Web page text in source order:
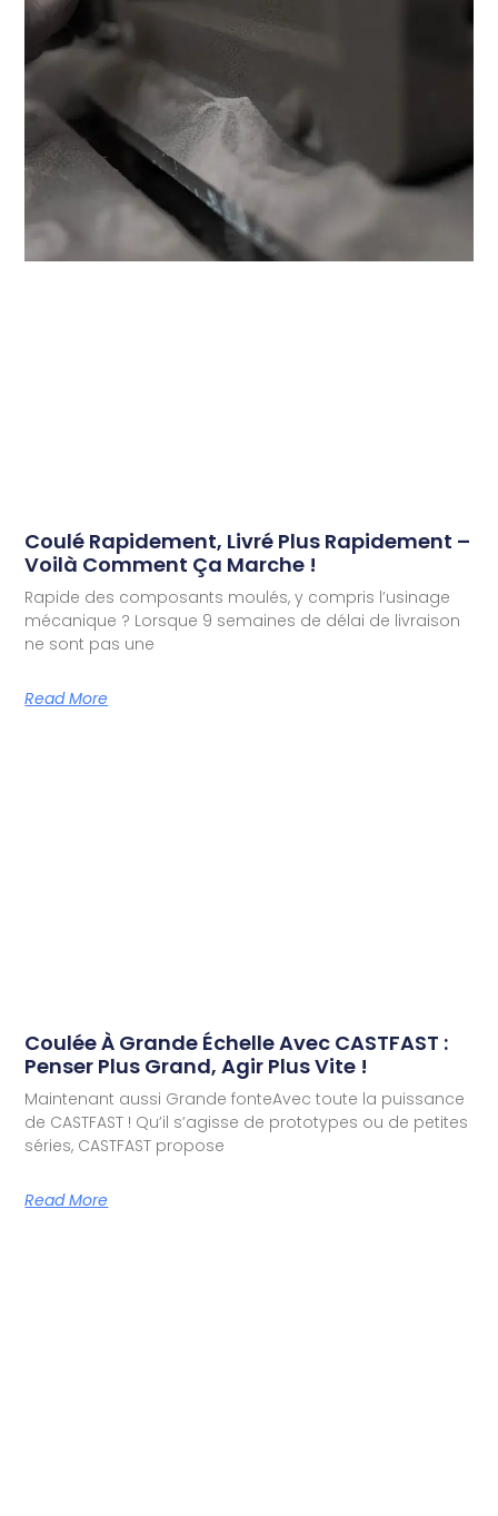
Coulé Rapidement, Livré Plus Rapidement –
Voilà Comment Ça Marche !
Rapide des composants moulés, y compris l’usinage
mécanique ? Lorsque 9 semaines de délai de livraison
ne sont pas une
Read More
Coulée À Grande Échelle Avec CASTFAST :
Penser Plus Grand, Agir Plus Vite !
Maintenant aussi Grande fonteAvec toute la puissance
de CASTFAST ! Qu’il s’agisse de prototypes ou de petites
séries, CASTFAST propose
Read More